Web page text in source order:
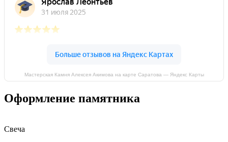
Мастерская Камня Алексея Акимова на карте Саратова — Яндекс Карты
Оформление памятника
Свеча